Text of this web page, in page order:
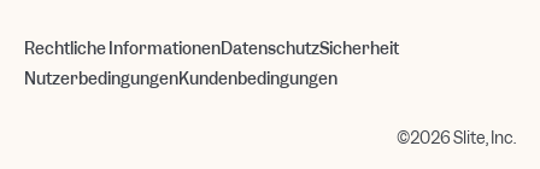
Rechtliche InformationenDatenschutzSicherheit
NutzerbedingungenKundenbedingungen
©2026 Slite, Inc.